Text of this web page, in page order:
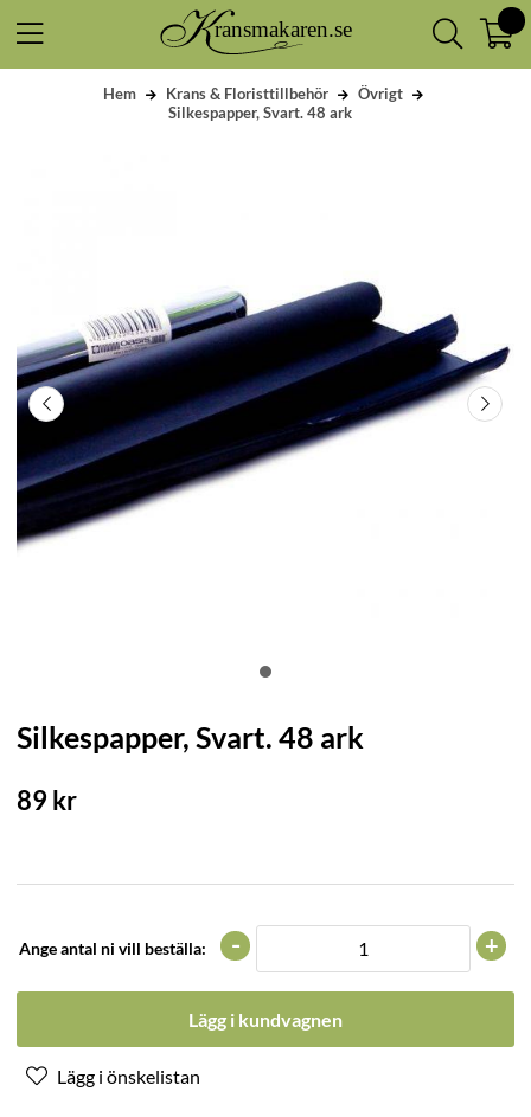
Hem Krans & Floristtillbehör
Övrigt
Silkespapper, Svart. 48 ark
Silkespapper, Svart. 48 ark
89kr
Ange antal ni vill beställa: +
-
Lägg i kundvagnen